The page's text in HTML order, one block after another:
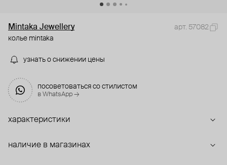
Mintaka Jewellery
арт. 57082
колье mintaka
узнать о снижении цены
посоветоваться со стилистом
в WhatsApp →
характеристики
наличие в магазинах